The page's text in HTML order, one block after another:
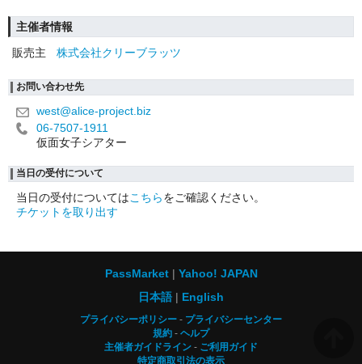
主催者情報
販売主
株式会社クリーブラッツ
お問い合わせ先
west@alice-project.biz
06-7507-1911
仮面女子シアター
当日の受付について
当日の受付についてはこちらをご確認ください。
チケットを取り出す
PassMarket
Yahoo! JAPAN
日本語
English
プライバシーポリシー
プライバシーセンター
規約
ヘルプ
主催者ガイドライン
ご利用ガイド
特定商取引法の表示